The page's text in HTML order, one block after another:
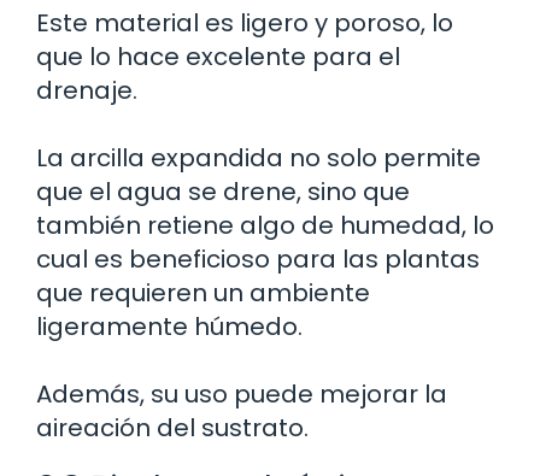
Este material es ligero y poroso, lo
que lo hace excelente para el
drenaje.
La arcilla expandida no solo permite
que el agua se drene, sino que
también retiene algo de humedad, lo
cual es beneficioso para las plantas
que requieren un ambiente
ligeramente húmedo.
Además, su uso puede mejorar la
aireación del sustrato.